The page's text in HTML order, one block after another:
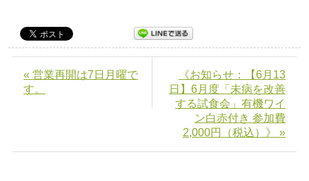
« 営業再開は7日月曜で
す。
《お知らせ：【6月13
日】6月度「未病を改善
する試食会」有機ワイ
ン白赤付き 参加費
2,000円（税込）》 »